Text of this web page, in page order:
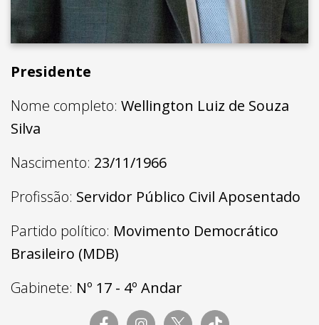
Presidente
Nome completo: Wellington Luiz de Souza
Silva
Nascimento: 23/11/1966
Profissão: Servidor Público Civil Aposentado
Partido político: Movimento Democrático
Brasileiro (MDB)
Gabinete: Nº 17 - 4º Andar